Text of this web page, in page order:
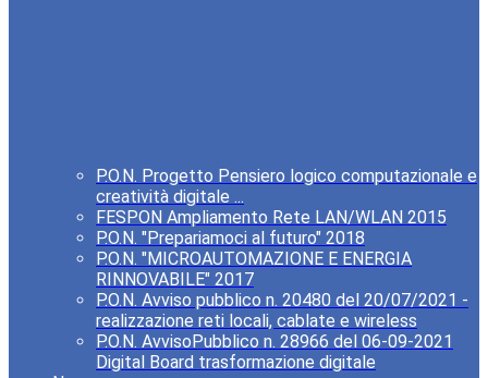
P.O.N. Progetto Pensiero logico computazionale e
creatività digitale ...
FESPON Ampliamento Rete LAN/WLAN 2015
P.O.N. "Prepariamoci al futuro" 2018
P.O.N. "MICROAUTOMAZIONE E ENERGIA
RINNOVABILE" 2017
P.O.N. Avviso pubblico n. 20480 del 20/07/2021 -
realizzazione reti locali, cablate e wireless
P.O.N. AvvisoPubblico n. 28966 del 06-09-2021
Digital Board trasformazione digitale